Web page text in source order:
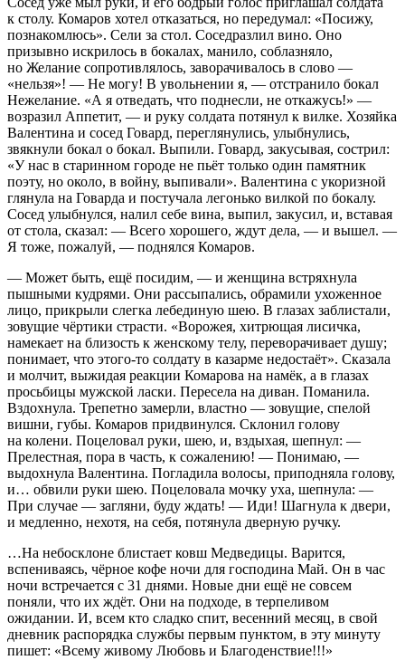
к столу. Комаров хотел отказаться, но передумал: «Посижу,
познакомлюсь». Сели за стол. Соседразлил вино. Оно
призывно искрилось в бокалах, манило, соблазняло,
но Желание сопротивлялось, заворачивалось в слово —
«нельзя»! — Не могу! В увольнении я, — отстранило бокал
Нежелание. «А я отведать, что поднесли, не откажусь!» —
возразил Аппетит, — и руку солдата потянул к вилке. Хозяйка
Валентина и сосед Говард, переглянулись, улыбнулись,
звякнули бокал о бокал. Выпили. Говард, закусывая, сострил:
«У нас в старинном городе не пьёт только один памятник
поэту, но около, в войну, выпивали». Валентина с укоризной
глянула на Говарда и постучала легонько вилкой по бокалу.
Сосед улыбнулся, налил себе вина, выпил, закусил, и, вставая
от стола, сказал: — Всего хорошего, ждут дела, — и вышел. —
Я тоже, пожалуй, — поднялся Комаров.
— Может быть, ещё посидим, — и женщина встряхнула
пышными кудрями. Они рассыпались, обрамили ухоженное
лицо, прикрыли слегка лебединую шею. В глазах заблистали,
зовущие чёртики страсти. «Ворожея, хитрющая лисичка,
намекает на близость к женскому телу, переворачивает душу;
понимает, что этого-то солдату в казарме недостаёт». Сказала
и молчит, выжидая реакции Комарова на намёк, а в глазах
просьбицы мужской ласки. Пересела на диван. Поманила.
Вздохнула. Трепетно замерли, властно — зовущие, спелой
вишни, губы. Комаров придвинулся. Склонил голову
на колени. Поцеловал руки, шею, и, вздыхая, шепнул: —
Прелестная, пора в часть, к сожалению! — Понимаю, —
выдохнула Валентина. Погладила волосы, приподняла голову,
и… обвили руки шею. Поцеловала мочку уха, шепнула: —
При случае — загляни, буду ждать! — Иди! Шагнула к двери,
и медленно, нехотя, на себя, потянула дверную ручку.
…На небосклоне блистает ковш Медведицы. Варится,
вспениваясь, чёрное кофе ночи для господина Май. Он в час
ночи встречается с 31 днями. Новые дни ещё не совсем
поняли, что их ждёт. Они на подходе, в терпеливом
ожидании. И, всем кто сладко спит, весенний месяц, в свой
дневник распорядка службы первым пунктом, в эту минуту
пишет: «Всему живому Любовь и Благоденствие!!!»